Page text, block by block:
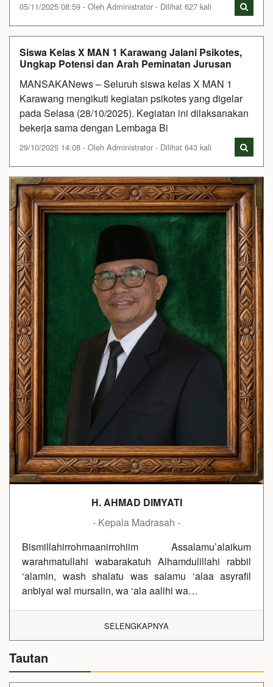
05/11/2025 08:59 - Oleh Administrator - Dilihat 627 kali
Siswa Kelas X MAN 1 Karawang Jalani Psikotes,
Ungkap Potensi dan Arah Peminatan Jurusan
MANSAKANews – Seluruh siswa kelas X MAN 1
Karawang mengikuti kegiatan psikotes yang digelar
pada Selasa (28/10/2025). Kegiatan ini dilaksanakan
bekerja sama dengan Lembaga Bi
29/10/2025 14:08 - Oleh Administrator - Dilihat 643 kali
H. AHMAD DIMYATI
- Kepala Madrasah -
Bismillahirrohmaanirrohiim Assalamu’alaikum
warahmatullahi wabarakatuh Alhamdulillahi rabbil
‘alamin, wash shalatu was salamu ‘alaa asyrafil
anbiyai wal mursalin, wa ‘ala aalihi wa…
SELENGKAPNYA
Tautan